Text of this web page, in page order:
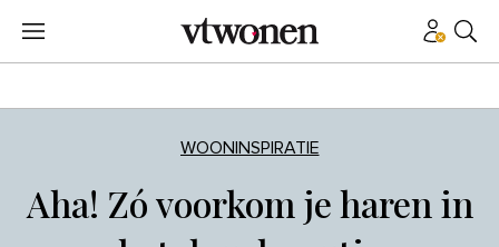
WOONINSPIRATIE
Aha! Zó voorkom je haren in